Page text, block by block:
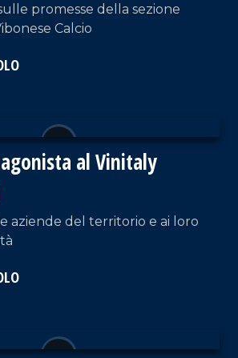
promesse della sezione
Calcio
al Vinitaly
aziende del territorio e ai loro